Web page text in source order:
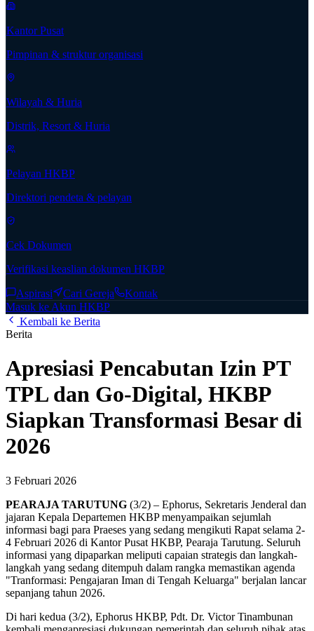
Kantor Pusat
Pimpinan & struktur organisasi
Wilayah & Huria
Distrik, Resort & Huria
Pelayan HKBP
Direktori pendeta & pelayan
Cek Dokumen
Verifikasi keaslian dokumen HKBP
Aspirasi Cari Gereja
Kontak
Masuk ke Akun HKBP
Kembali ke Berita
Berita
Apresiasi Pencabutan Izin PT
TPL dan Go-Digital, HKBP
Siapkan Transformasi Besar di
2026
3 Februari 2026
PEARAJA TARUTUNG (3/2) – Ephorus, Sekretaris Jenderal dan
jajaran Kepala Departemen HKBP menyampaikan sejumlah
informasi bagi para Praeses yang sedang mengikuti Rapat selama 2-
4 Februari 2026 di Kantor Pusat HKBP, Pearaja Tarutung. Seluruh
informasi yang dipaparkan meliputi capaian strategis dan langkah-
langkah yang sedang ditempuh dalam rangka memastikan agenda
"Tranformasi: Pengajaran Iman di Tengah Keluarga" berjalan lancar
sepanjang tahun 2026.
Di hari kedua (3/2), Ephorus HKBP, Pdt. Dr. Victor Tinambunan